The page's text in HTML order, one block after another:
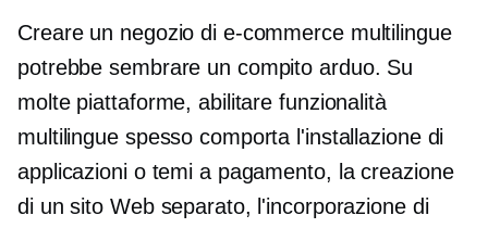
Creare un negozio di e-commerce multilingue
potrebbe sembrare un compito arduo. Su
molte piattaforme, abilitare funzionalità
multilingue spesso comporta l'installazione di
applicazioni o temi a pagamento, la creazione
di un sito Web separato, l'incorporazione di